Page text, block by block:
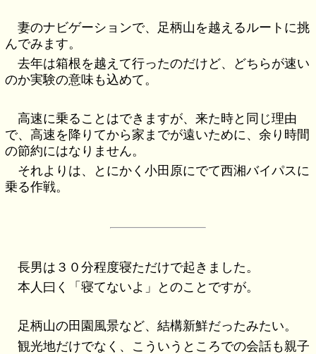
妻のナビゲーションで、足柄山を越えるルートに挑
んでみます。
去年は箱根を越えて行ったのだけど、どちらが速い
のか実験の意味も込めて。
高速に乗ることはできますが、来た時と同じ理由
で、高速を降りてから家までが遠いために、余り時間
の節約にはなりません。
それよりは、とにかく小田原にでて西湘バイパスに
乗る作戦。
長男は３０分程度寝ただけで起きました。
本人曰く「寝てないよ」とのことですが。
足柄山の田園風景など、結構新鮮だったみたい。
観光地だけでなく、こういうところでの会話も親子